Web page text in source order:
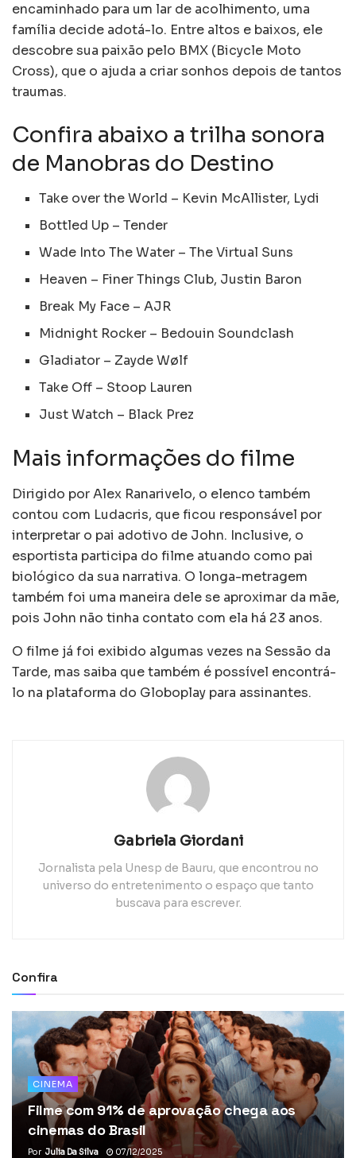
encaminhado para um lar de acolhimento, uma
família decide adotá-lo. Entre altos e baixos, ele
descobre sua paixão pelo BMX (Bicycle Moto
Cross), que o ajuda a criar sonhos depois de tantos
traumas.
Confira abaixo a trilha sonora
de Manobras do Destino
Take over the World – Kevin McAllister, Lydi
Bottled Up – Tender
Wade Into The Water – The Virtual Suns
Heaven – Finer Things Club, Justin Baron
Break My Face – AJR
Midnight Rocker – Bedouin Soundclash
Gladiator – Zayde Wølf
Take Off – Stoop Lauren
Just Watch – Black Prez
Mais informações do filme
Dirigido por Alex Ranarivelo, o elenco também
contou com Ludacris, que ficou responsável por
interpretar o pai adotivo de John. Inclusive, o
esportista participa do filme atuando como pai
biológico da sua narrativa. O longa-metragem
também foi uma maneira dele se aproximar da mãe,
pois John não tinha contato com ela há 23 anos.
O filme já foi exibido algumas vezes na Sessão da
Tarde, mas saiba que também é possível encontrá-
lo na plataforma do Globoplay para assinantes.
Gabriela Giordani
Jornalista pela Unesp de Bauru, que encontrou no
universo do entretenimento o espaço que tanto
buscava para escrever.
Confira
CINEMA
Filme com 91% de aprovação chega aos
cinemas do Brasil
Por Julia Da Silva 07/12/2025